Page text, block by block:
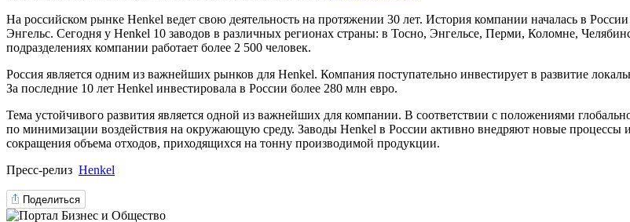
На российском рынке Henkel ведет свою деятельность на протяжении 30 лет. История компании началась в
Энгельс. Сегодня у Henkel 10 заводов в различных регионах страны: в Тосно, Энгельсе, Перми, Коломне,
подразделениях компании работает более 2 500 человек.
Россия является одним из важнейших рынков для Henkel. Компания поступательно инвестирует в развитие
За последние 10 лет Henkel инвестировала в России более 280 млн евро.
Тема устойчивого развития является одной из важнейших для компании. В соответствии с положениями
по минимизации воздействия на окружающую среду. Заводы Henkel в России активно внедряют новые процессы
сокращения объема отходов, приходящихся на тонну производимой продукции.
Пресс-релиз Henkel
Поделиться